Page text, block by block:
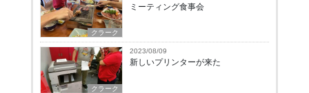
クラーク
ミーティング食事会
クラーク
2023/08/09
新しいプリンターが来た